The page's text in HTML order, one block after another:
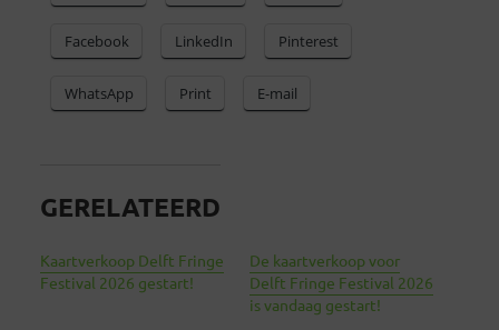
Facebook LinkedIn Pinterest
WhatsApp Print E-mail
GERELATEERD
Kaartverkoop Delft Fringe
Festival 2026 gestart!
De kaartverkoop voor
Delft Fringe Festival 2026
is vandaag gestart!